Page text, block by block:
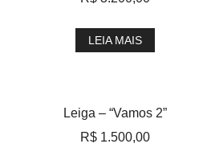
LEIA MAIS
Leiga – “Vamos 2”
R$ 1.500,00